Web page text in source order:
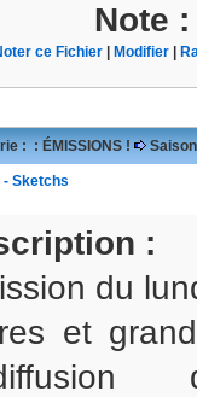
Note
ce Fichier Modifier
: : ÉMISSIONS !
- Sketchs
:
du
et